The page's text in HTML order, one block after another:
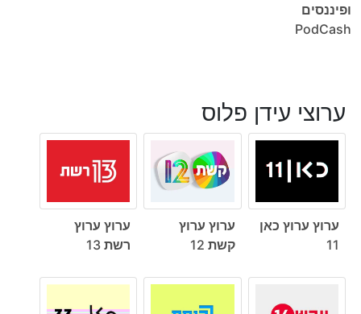
ופיננסים
PodCash
ערוצי עידן פלוס
ערוץ ערוץ כאן
11
ערוץ ערוץ
קשת 12
ערוץ ערוץ
רשת 13